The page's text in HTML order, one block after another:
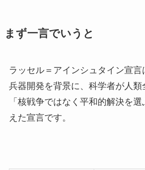
まず一言でいうと
ラッセル＝アインシュタイン宣
兵器開発を背景に、科学者が人類
「核戦争ではなく平和的解決を
えた宣言です。